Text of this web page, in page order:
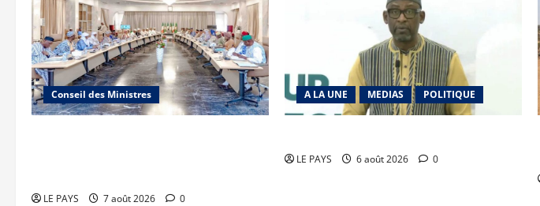
Conseil des Ministres
LE PAYS 7 août 2026 0
A LA UNE MEDIAS POLITIQUE
LE PAYS 6 août 2026 0